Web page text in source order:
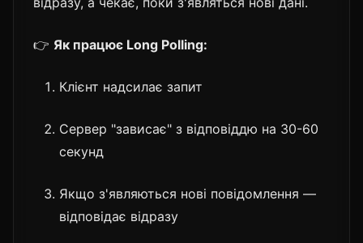
👉 Як працює Long Polling:
Клієнт надсилає запит
Сервер "зависає" з відповіддю на 30-60
секунд
Якщо з'являються нові повідомлення —
відповідає відразу